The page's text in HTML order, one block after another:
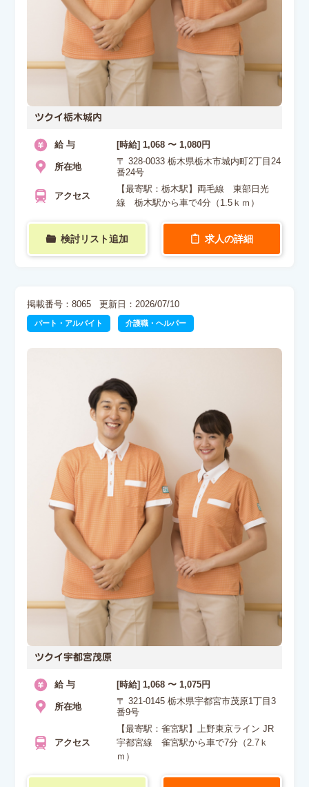
ツクイ栃木城内
給 与 [時給] 1,068 〜 1,080円
所在地
〒 328-0033 栃木県栃木市城内町2丁目24
番24号
アクセス
【最寄駅：栃木駅】両毛線 東部日光
線 栃木駅から車で4分（1.5ｋｍ）
検討リスト追加 求人の詳細
掲載番号：8065 更新日：2026/07/10
パート・アルバイト 介護職・ヘルパー
ツクイ宇都宮茂原
給 与 [時給] 1,068 〜 1,075円
所在地
〒 321-0145 栃木県宇都宮市茂原1丁目3
番9号
アクセス
【最寄駅：雀宮駅】上野東京ライン JR
宇都宮線 雀宮駅から車で7分（2.7ｋ
ｍ）